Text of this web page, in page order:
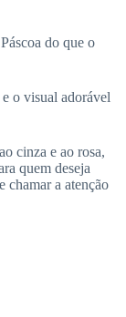
do que o
o visual adorável
cinza e ao rosa,
quem deseja
chamar a atenção